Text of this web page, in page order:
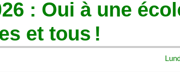
: Oui à une
et tous !